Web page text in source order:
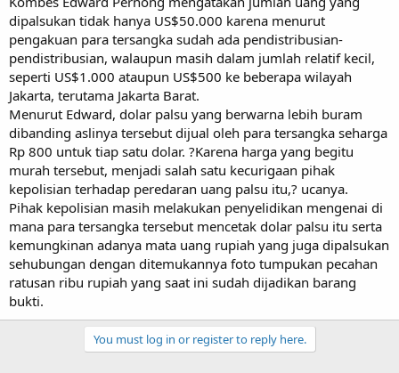
dipalsukan tidak hanya US$50.000 karena menurut
pengakuan para tersangka sudah ada pendistribusian-
pendistribusian, walaupun masih dalam jumlah relatif kecil,
seperti US$1.000 ataupun US$500 ke beberapa wilayah
Jakarta, terutama Jakarta Barat.
Menurut Edward, dolar palsu yang berwarna lebih buram
dibanding aslinya tersebut dijual oleh para tersangka seharga
Rp 800 untuk tiap satu dolar. ?Karena harga yang begitu
murah tersebut, menjadi salah satu kecurigaan pihak
kepolisian terhadap peredaran uang palsu itu,? ucanya.
Pihak kepolisian masih melakukan penyelidikan mengenai di
mana para tersangka tersebut mencetak dolar palsu itu serta
kemungkinan adanya mata uang rupiah yang juga dipalsukan
sehubungan dengan ditemukannya foto tumpukan pecahan
ratusan ribu rupiah yang saat ini sudah dijadikan barang
bukti.
You must log in or register to reply here.